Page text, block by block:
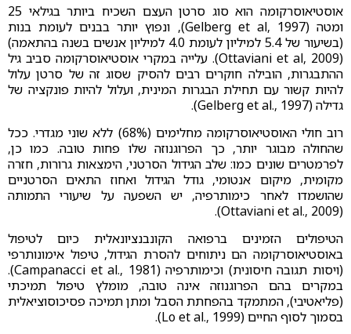
אוסטיאוסרקומה הוא סוג סרטן העצם השכיח ביותר בגילאי 25
ומטה (Gelberg et al, 1997), ונפוץ יותר בבנים לעומת בנות
(בשיעור של 5.4 למיליון לעומת 4.0 למיליון אנשים בשנה בהתאמה)
(Ottaviani et al, 2009). עלייה במקרי אוסטיאוסרקומה סביב גיל
ההתבגרות, הובילה חוקרים רבים להסיק שסוג זה של סרטן עלול
להיות קשור עם תחילת הבגרות המינית, ועלול להיות פונקציה של
גדילה (Gelberg et al., 1997).
רוב חולי האוסטיאוסרקומה מחלימים (68%) ללא שוני מגדרי. ככל
שהחולה מבוגר יותר, כך הפרוגנוזה שלו פחות טובה. כמו כן,
לפרמטרים שונים כמו: שלב הגידול הסרטני, הימצאות גרורות, חזרה
מקומית, מיקום אנטומי, גודל הגידול ואחוז התאים הסרטניים
שהושמדו לאחר כימותרפיה, יש השפעה על שיעורי התמותה
(Ottaviani et al., 2009).
הטיפולים הזמינים ברפואה הקונבנציונאלית כיום לטיפול
באוסטיאוסרקומה הם ניתוחים להסרת הגידול, טיפול אימונותרפי
(ויסות תגובה חיסונית) וכימותרפיה (Campanacci et al., 1981).
במקרים בהם הפרוגנוזה אינה טובה, מומלץ טיפול תמיכתי
(פליאטיבי), המתמקד בהפחתת הסבל ומתן תמיכה פסיכוסוציאלית
בסמוך לסוף החיים (Lo et al., 1999).